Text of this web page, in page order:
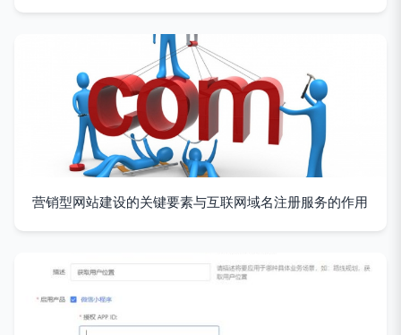
营销型网站建设的关键要素与互联网域名注册服务的作用